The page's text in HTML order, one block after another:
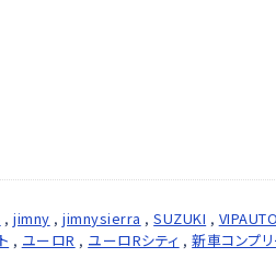
,jimny ,jimnysierra ,SUZUKI , VIPAUTO
, ユーロR , ユーロRシティ ,新車コンプリ